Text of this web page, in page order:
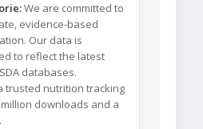
We are committed to
evidence-based
Our data is
to reflect the latest
databases.
trusted nutrition tracking
downloads and a